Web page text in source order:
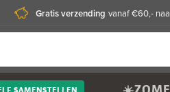
Gratis verzending vanaf €60,-
SAMENSTELLEN